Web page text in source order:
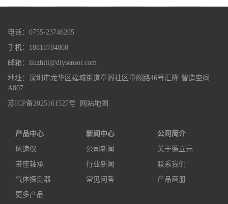
电话：0755-23746205
手机：18818784868
邮箱：liuzhili@dlysensor.com
地址：深圳市龙华区福城街道章阁社区章阁路46号汇隆·智造空间
A807
苏ICP备2025161527号
网站地图
产品中心
风速仪
带座轴承
气体探测器
更多产品
新闻中心
公司新闻
行业新闻
常见问答
公司简介
关于德立元
联系我们
产品画册